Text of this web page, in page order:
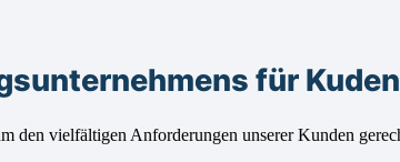
für
den vielfältigen Anforderungen unserer Kunden